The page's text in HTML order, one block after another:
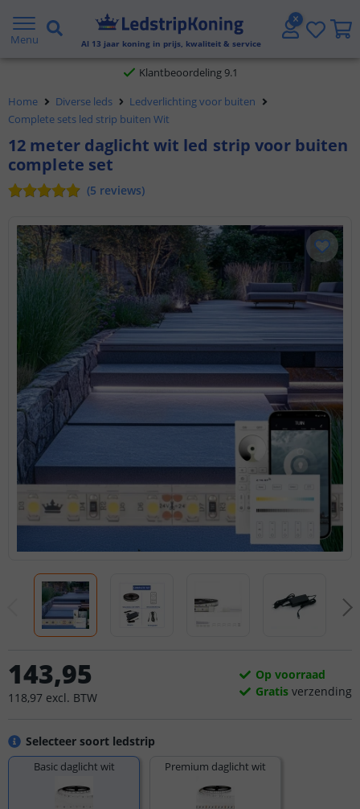
Menu Al 13 jaar koning in prijs, kwaliteit & service
Gratis verzending vanaf € 20,- NL en BE
Klantbeoordeling 9.1
Voor 23:45 uur besteld, morgen in huis
Home Diverse leds
Ledverlichting voor buiten
Complete sets led strip buiten Wit
12 meter daglicht wit led strip voor buiten
complete set
(5 reviews)
Selecteer soort ledstrip
Basic daglicht wit Premium daglicht wit
143,95
118,97 excl. BTW
Op voorraad
Gratis verzending